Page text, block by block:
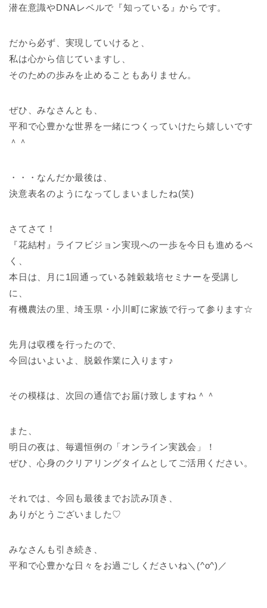
潜在意識やDNAレベルで『知っている』からです。
だから必ず、実現していけると、
私は心から信じていますし、
そのための歩みを止めることもありません。
ぜひ、みなさんとも、
平和で心豊かな世界を一緒につくっていけたら嬉しいです
＾＾
・・・なんだか最後は、
決意表名のようになってしまいましたね(笑)
さてさて！
『花結村』ライフビジョン実現への一歩を今日も進めるべ
く、
本日は、月に1回通っている雑穀栽培セミナーを受講し
に、
有機農法の里、埼玉県・小川町に家族で行って参ります☆
先月は収穫を行ったので、
今回はいよいよ、脱穀作業に入ります♪
その模様は、次回の通信でお届け致しますね＾＾
また、
明日の夜は、毎週恒例の「オンライン実践会」！
ぜひ、心身のクリアリングタイムとしてご活用ください。
それでは、今回も最後までお読み頂き、
ありがとうございました♡
みなさんも引き続き、
平和で心豊かな日々をお過ごしくださいね＼(^o^)／